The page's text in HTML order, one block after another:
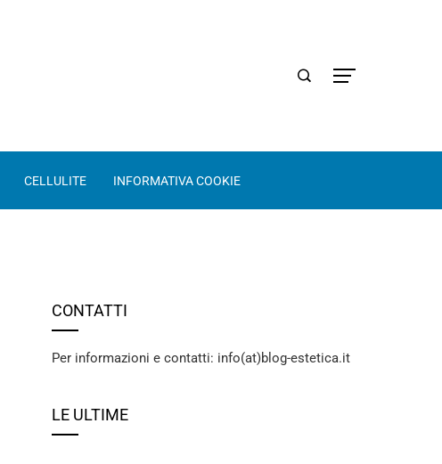
CELLULITE INFORMATIVA COOKIE
CONTATTI
Per informazioni e contatti: info(at)blog-estetica.it
LE ULTIME